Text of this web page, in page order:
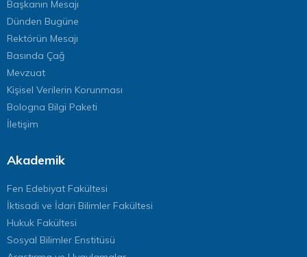
Başkanın Mesajı
Dünden Bugüne
Rektörün Mesajı
Basında Çağ
Mevzuat
Kişisel Verilerin Korunması
Bologna Bilgi Paketi
İletişim
Akademik
Fen Edebiyat Fakültesi
İktisadi ve İdari Bilimler Fakültesi
Hukuk Fakültesi
Sosyal Bilimler Enstitüsü